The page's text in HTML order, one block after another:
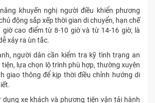
khuyến nghị người điều khiển phương
động sắp xếp thời gian di chuyển, hạn chế
giờ cao điểm từ 8-10 giờ và từ 14-16 giờ, là
xảy ra ùn tắc.
người dân cần kiểm tra kỹ tình trạng an
lựa chọn lộ trình phù hợp, thường xuyên
giao thông để kịp thời điều chỉnh hướng di
xe khách và phương tiện vận tải hành